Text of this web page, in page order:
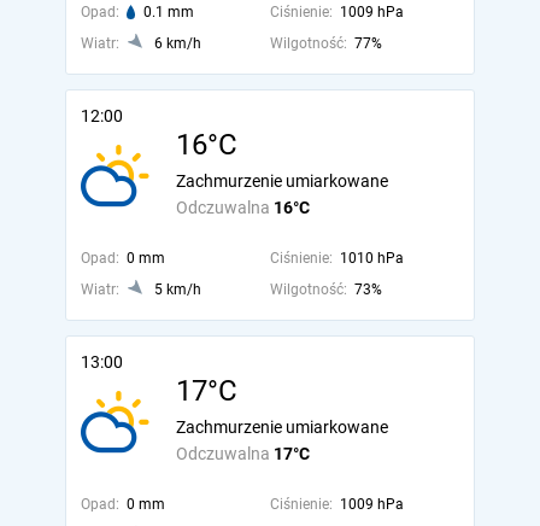
Opad: 0.1 mm Ciśnienie: 1009 hPa
Wiatr:
6 km/h Wilgotność: 77%
12:00
16°C
Odczuwalna 16°C
Zachmurzenie umiarkowane
Opad: 0 mm Ciśnienie: 1010 hPa
Wiatr:
5 km/h Wilgotność: 73%
13:00
17°C
Odczuwalna 17°C
Zachmurzenie umiarkowane
Opad: 0 mm Ciśnienie: 1009 hPa